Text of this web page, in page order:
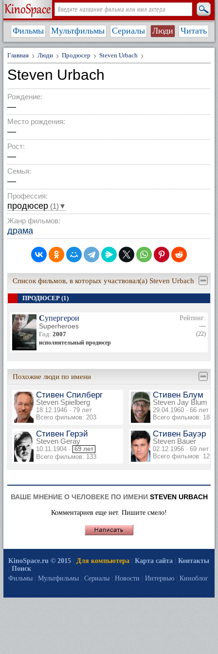
Фильмы Мультфильмы Сериалы Люди Читать
Главная Люди Продюсер Steven Urbach
Steven Urbach
Рождение:
—
Место рождения:
—
Рост:
—
Семья:
—
Профессия:
продюсер (1)▼
Жанр фильмов:
драма
Список фильмов, в которых участвовал(а) Steven Urbach
ПРОДЮСЕР (1)
Супергерои
Superheroes
Год: 2007
исполнительный продюсер
Рейтинг:
—
(22)
Похожие люди по имени
Стивен Спилберг
Steven Spielberg
18.12.1946 · 79 лет
Всего фильмов: 203
Стивен Блум
Steven Jay Blum
29.04.1960 · 66 лет
Всего фильмов: 188
Стивен Герэй
Steven Geray
10.11.1904 · 69 лет
Всего фильмов: 133
Стивен Бауэр
Steven Bauer
02.12.1956 · 69 лет
Всего фильмов: 129
ВАШЕ МНЕНИЕ О ЧЕЛОВЕКЕ ПО ИМЕНИ STEVEN URBACH
Комментариев еще нет. Пишите смело!
KinoSpace.ru © 2015 Для компьютера Карта сайта
Контакты
Поиск
Фильмы
Мультфильмы Сериалы Новости Интервью Киноблог